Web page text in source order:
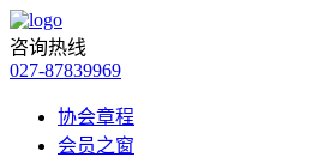
咨询热线
027-87839969
协会章程
会员之窗